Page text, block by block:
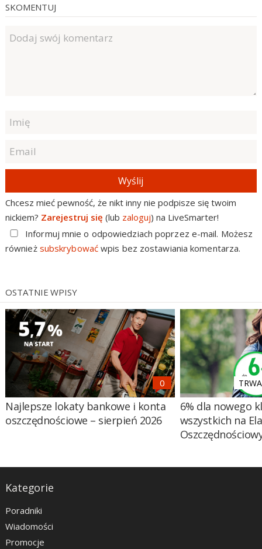
SKOMENTUJ
Wyślij
Chcesz mieć pewność, że nikt inny nie podpisze się twoim
nickiem? Zarejestruj się (lub zaloguj) na LiveSmarter!
Informuj mnie o odpowiedziach poprzez e-mail. Możesz
również subskrybowaćwpis bez zostawiania komentarza.
OSTATNIE WPISY
Najlepsze lokaty bankowe i konta
oszczędnościowe – sierpień 2026
6% dla nowego
wszystkich na
Kategorie
Poradniki
Wiadomości
Promocje